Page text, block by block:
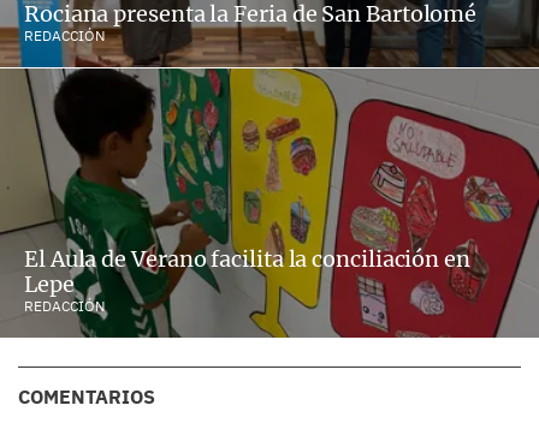
Rociana presenta la Feria de San Bartolomé
REDACCIÓN
El Aula de Verano facilita la conciliación en
Lepe
REDACCIÓN
COMENTARIOS